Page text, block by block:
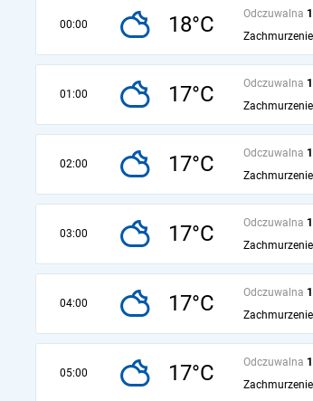
00:00 18°C Odczuwalna
01:00 17°C Odczuwalna
02:00 17°C Odczuwalna
03:00 17°C Odczuwalna
04:00 17°C Odczuwalna
05:00 17°C Odczuwalna